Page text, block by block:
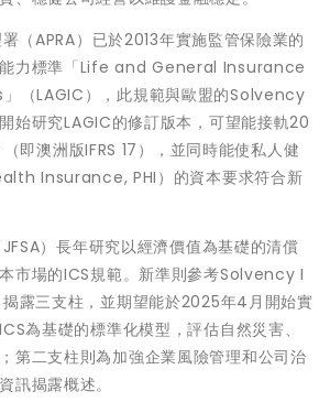
（APRA）已於2013年實施監管保險業的
能力標準「Life and General Insurance
（LAGIC），此規範與歐盟的Solvency
始研究LAGIC的修訂版本，可望能接軌20
即澳洲版IFRS 17），並同時能使私人健
Insurance, PHI）的資本要求符合新
）長年研究以經濟價值為基礎的清償
市場的ICS規範。新準則參考Solvency I
露三支柱，並期望能於2025年4月開始實
為基礎的標準化模型，評估自然災害、
第二支柱則為加強企業風險管理和公司治
訊揭露概述。